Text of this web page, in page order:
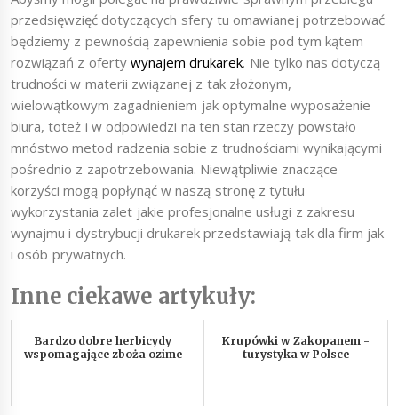
przedsięwzięć dotyczących sfery tu omawianej potrzebować
będziemy z pewnością zapewnienia sobie pod tym kątem
rozwiązań z oferty wynajem drukarek. Nie tylko nas dotyczą
trudności w materii związanej z tak złożonym,
wielowątkowym zagadnieniem jak optymalne wyposażenie
biura, toteż i w odpowiedzi na ten stan rzeczy powstało
mnóstwo metod radzenia sobie z trudnościami wynikającymi
pośrednio z zapotrzebowania. Niewątpliwie znaczące
korzyści mogą popłynąć w naszą stronę z tytułu
wykorzystania zalet jakie profesjonalne usługi z zakresu
wynajmu i dystrybucji drukarek przedstawiają tak dla firm jak
i osób prywatnych.
Inne ciekawe artykuły:
Bardzo dobre herbicydy
wspomagające zboża ozime
Krupówki w Zakopanem -
turystyka w Polsce